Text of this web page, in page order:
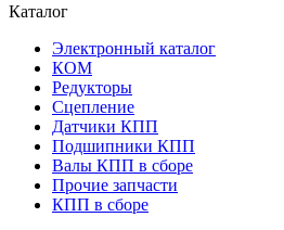
Каталог
Электронный каталог
КОМ
Редукторы
Сцепление
Датчики КПП
Подшипники КПП
Валы КПП в сборе
Прочие запчасти
КПП в сборе